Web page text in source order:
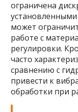
ограничена
может
работе с
регулировки.
часто
сравнению с
привести к
обработки при